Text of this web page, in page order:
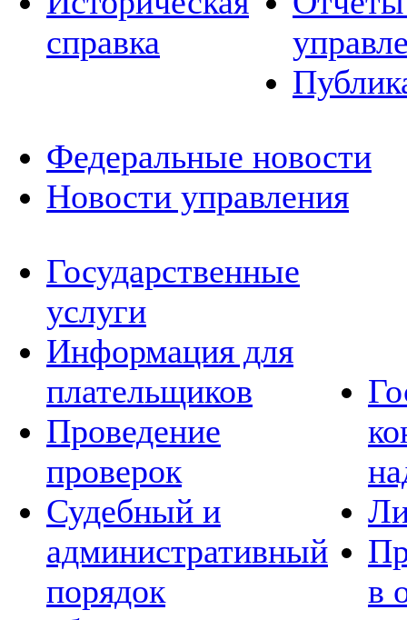
справка
Федеральные новости
Новости управления
Государственные
услуги
Информация для
плательщиков
Проведение
проверок
Судебный и
административный
порядок
в